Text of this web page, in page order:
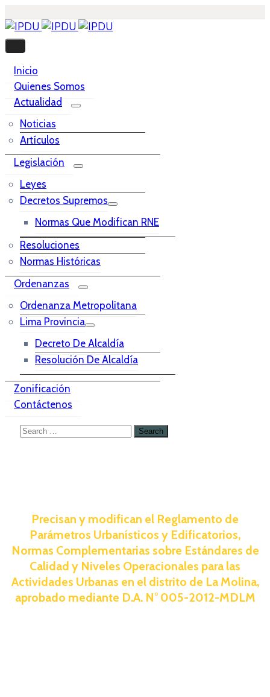
Inicio
Quienes Somos
Actualidad
Noticias
Artículos
Legislación
Leyes
Decretos Supremos
Normas Que Modifican RNE
Resoluciones
Normas Históricas
Ordenanzas
Ordenanza Metropolitana
Lima Provincia
Decreto De Alcaldía
Resolución De Alcaldía
Zonificación
Contáctenos
Precisan y modifican el Reglamento de
Parámetros Urbanísticos y Edificatorios,
Normas Complementarias sobre Estándares de
Calidad y Niveles Operacionales para las
Actividades Urbanas en el distrito de La Molina,
aprobado mediante D.A. N° 005-2012-MDLM